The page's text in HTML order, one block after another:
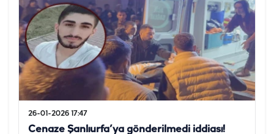
26-01-2026 17:47
Cenaze Şanlıurfa’ya gönderilmedi iddiası!